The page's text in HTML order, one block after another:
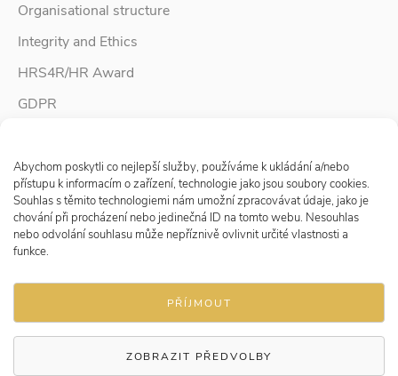
Abychom poskytli co nejlepší služby, používáme k ukládání a/nebo
přístupu k informacím o zařízení, technologie jako jsou soubory cookies.
Souhlas s těmito technologiemi nám umožní zpracovávat údaje, jako je
chování při procházení nebo jedinečná ID na tomto webu. Nesouhlas
nebo odvolání souhlasu může nepříznivě ovlivnit určité vlastnosti a
funkce.
PŘÍJMOUT
ZOBRAZIT PŘEDVOLBY
Organisational structure
Integrity and Ethics
HRS4R/HR Award
GDPR
Accessibility Statement
Follow us
© 2026 Research Institute for Labour and Social Affairs